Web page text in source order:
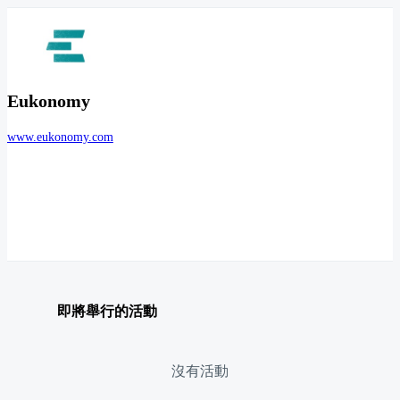
Eukonomy
www.eukonomy.com
即將舉行的活動
沒有活動